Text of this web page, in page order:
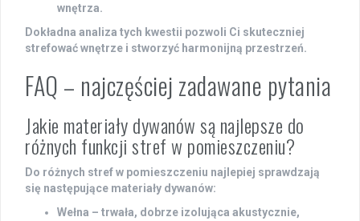
wnętrza.
Dokładna analiza tych kwestii pozwoli Ci skuteczniej
strefować wnętrze i stworzyć harmonijną przestrzeń.
FAQ – najczęściej zadawane pytania
Jakie materiały dywanów są najlepsze do
różnych funkcji stref w pomieszczeniu?
Do różnych stref w pomieszczeniu najlepiej sprawdzają
się następujące materiały dywanów:
Wełna – trwała, dobrze izolująca akustycznie,